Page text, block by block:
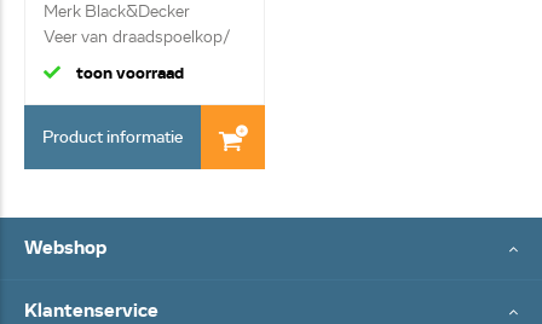
Merk Black&Decker
Veer van draadspoelkop/
d...
toon voorraad
Product informatie
Webshop
Klantenservice